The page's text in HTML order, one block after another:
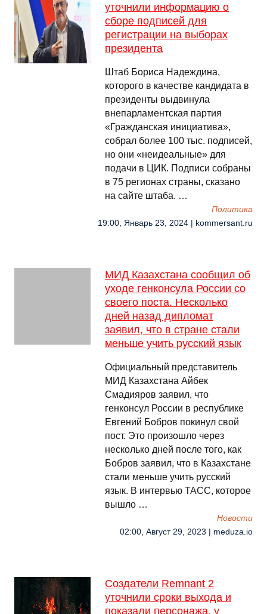
уточнили информацию о
сборе подписей для
регистрации на выборах
президента
Штаб Бориса Надеждина,
которого в качестве кандидата в
президенты выдвинула
внепарламентская партия
«Гражданская инициатива»,
собрал более 100 тыс. подписей,
но они «неидеальные» для
подачи в ЦИК. Подписи собраны
в 75 регионах страны, сказано
на сайте штаба. …
Политика
19:00, Январь 23, 2024 | kommersant.ru
МИД Казахстана сообщил об
уходе генконсула России со
своего поста. Несколько
дней назад дипломат
заявил, что в стране стали
меньше учить русский язык
Официальный представитель
МИД Казахстана Айбек
Смадияров заявил, что
генконсул России в республике
Евгений Бобров покинул свой
пост. Это произошло через
несколько дней после того, как
Бобров заявил, что в Казахстане
стали меньше учить русский
язык. В интервью ТАСС, которое
вышло …
Новости
02:00, Август 29, 2023 | meduza.io
Создатели Remnant 2
уточнили сроки выхода и
показали персонажа, у